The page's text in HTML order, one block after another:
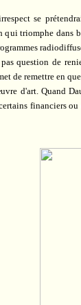
se
triomphe dans
question de
de remettre en
d'art. Quand
financiers